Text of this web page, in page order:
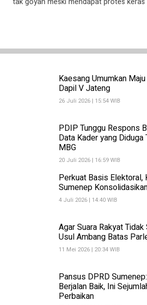
Kaesang Umumkan
Dapil V Jateng
26 Juli 2026 | 15:54 WIB
PDIP Tunggu Respons
Data Kader yang
MBG
20 Juli 2026 | 16:59 WIB
Perkuat Basis Elektoral,
Sumenep
4 Juli 2026 | 14:40 WIB
Agar Suara Rakyat
Usul Ambang Batas
11 Mei 2026 | 20:34 WIB
Pansus DPRD
Berjalan Baik, Ini
Perbaikan